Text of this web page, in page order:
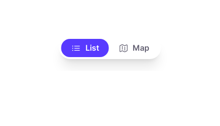
List Map